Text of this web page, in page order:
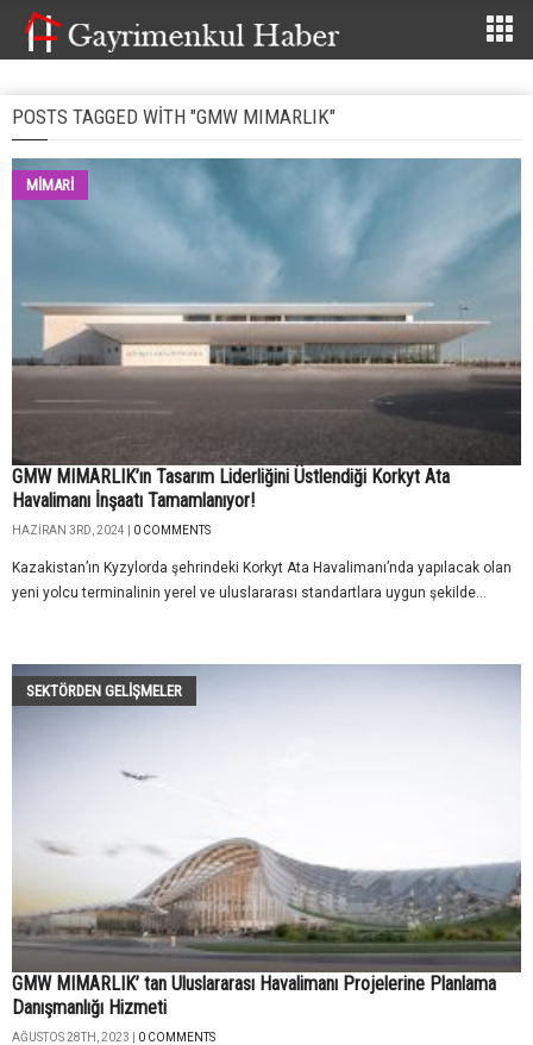
POSTS TAGGED WITH "GMW MIMARLIK"
MİMARİ
GMW MIMARLIK’ın Tasarım Liderliğini Üstlendiği Korkyt Ata
Havalimanı İnşaatı Tamamlanıyor!
HAZIRAN 3RD, 2024 | 0 COMMENTS
Kazakistan’ın Kyzylorda şehrindeki Korkyt Ata Havalimanı’nda yapılacak olan
yeni yolcu terminalinin yerel ve uluslararası standartlara uygun şekilde...
SEKTÖRDEN GELIŞMELER
GMW MIMARLIK’ tan Uluslararası Havalimanı Projelerine Planlama
Danışmanlığı Hizmeti
AĞUSTOS 28TH, 2023 | 0 COMMENTS